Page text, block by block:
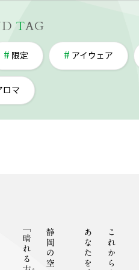
TAG
限定 アイウェア
ロマ